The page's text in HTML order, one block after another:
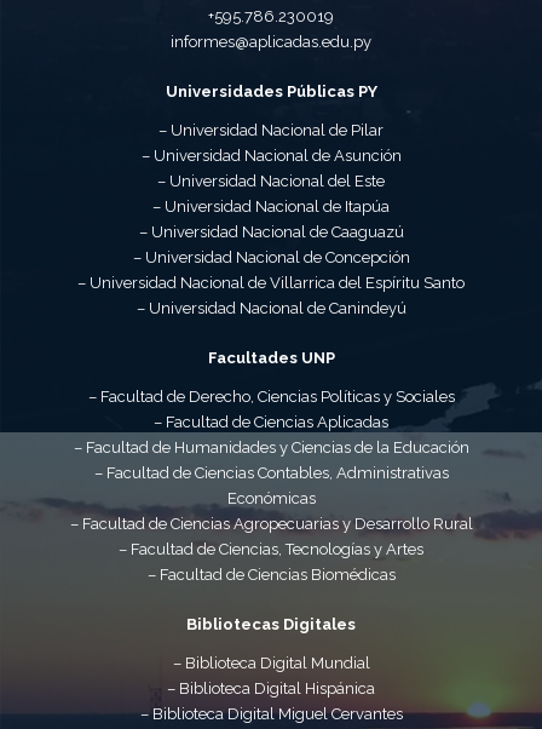
+595.786.230019
informes@aplicadas.edu.py
Universidades Públicas PY
– Universidad Nacional de Pilar
– Universidad Nacional de Asunción
– Universidad Nacional del Este
– Universidad Nacional de Itapúa
– Universidad Nacional de Caaguazú
– Universidad Nacional de Concepción
– Universidad Nacional de Villarrica del Espíritu Santo
– Universidad Nacional de Canindeyú
Facultades UNP
– Facultad de Derecho, Ciencias Políticas y Sociales
– Facultad de Ciencias Aplicadas
– Facultad de Humanidades y Ciencias de la Educación
– Facultad de Ciencias Contables, Administrativas
Económicas
– Facultad de Ciencias Agropecuarias y Desarrollo Rural
– Facultad de Ciencias, Tecnologías y Artes
– Facultad de Ciencias Biomédicas
Bibliotecas Digitales
– Biblioteca Digital Mundial
– Biblioteca Digital Hispánica
– Biblioteca Digital Miguel Cervantes